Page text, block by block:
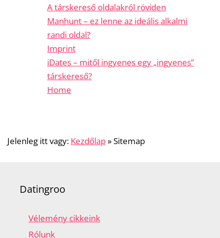
A társkereső oldalakról röviden
Manhunt – ez lenne az ideális alkalmi
randi oldal?
Imprint
iDates – mitől ingyenes egy „ingyenes”
társkereső?
Home
Jelenleg itt vagy: Kezdőlap»Sitemap
Datingroo
Vélemény cikkeink
Rólunk